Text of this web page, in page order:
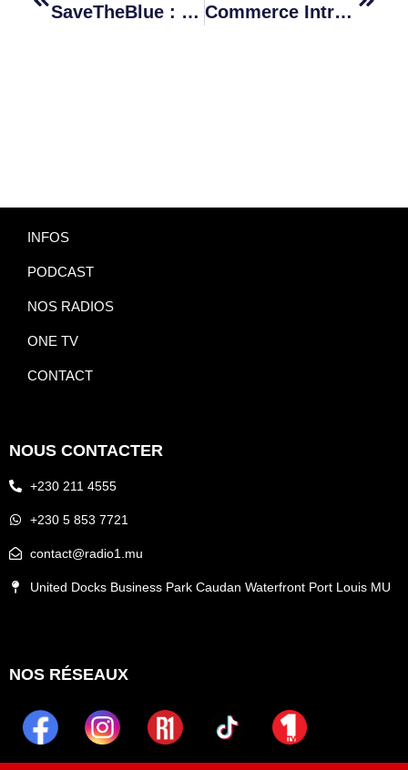
SaveTheBlue : Comment Concilier Protection De La Biodiversité Et Activités Nautiques ? Commerce Intra-Africain : La MCB Mobilise 1 Milliard $ Sur 4 Ans
INFOS
PODCAST
NOS RADIOS
ONE TV
CONTACT
NOUS CONTACTER
+230 211 4555
+230 5 853 7721
contact@radio1.mu
United Docks Business Park Caudan Waterfront Port Louis MU
NOS RÉSEAUX